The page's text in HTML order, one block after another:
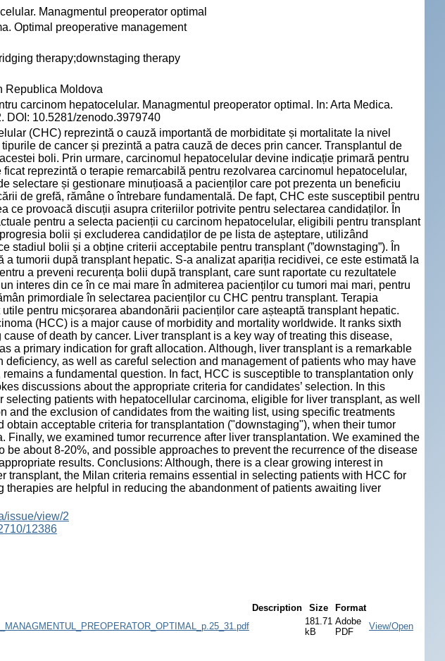
Managmentul preoperator optimal
Optimal preoperative management
therapy;downstaging therapy
Republica Moldova
carcinom hepatocelular. Managmentul preoperator optimal. In: Arta Medica.
DOI: 10.5281/zenodo.3979740
(CHC) reprezintă o cauză importantă de morbiditate și mortalitate la nivel
de cancer și prezintă a patra cauză de deces prin cancer. Transplantul de
boli. Prin urmare, carcinomul hepatocelular devine indicație primară pentru
reprezintă o terapie remarcabilă pentru rezolvarea carcinomul hepatocelular,
selectare și gestionare minuțioasă a pacienților care pot prezenta un beneficiu
de grefă, rămâne o întrebare fundamentală. De fapt, CHC este susceptibil pentru
ce provoacă discuții asupra criteriilor potrivite pentru selectarea candidaților. În
pentru a selecta pacienții cu carcinom hepatocelular, eligibili pentru transplant
bolii și excluderea candidaților de pe lista de așteptare, utilizând
stadiul bolii și a obține criterii acceptabile pentru transplant (”downstaging”). În
a tumorii după transplant hepatic. S-a analizat apariția recidivei, ce este estimată la
a preveni recurența bolii după transplant, care sunt raportate cu rezultatele
interes din ce în ce mai mare în admiterea pacienților cu tumori mai mari, pentru
primordiale în selectarea pacienților cu CHC pentru transplant. Terapia
utile pentru micșorarea abandonării pacienților care așteaptă transplant hepatic.
(HCC) is a major cause of morbidity and mortality worldwide. It ranks sixth
of death by cancer. Liver transplant is a key way of treating this disease,
a primary indication for graft allocation. Although, liver transplant is a remarkable
as well as careful selection and management of patients who may have
a fundamental question. In fact, HCC is susceptible to transplantation only
discussions about the appropriate criteria for candidates’ selection. In this
patients with hepatocellular carcinoma, eligible for liver transplant, as well
and the exclusion of candidates from the waiting list, using specific treatments
obtain acceptable criteria for transplantation ("downstaging"), when their tumor
Finally, we examined tumor recurrence after liver transplantation. We examined the
be about 8-20%, and possible approaches to prevent the recurrence of the disease
results. Conclusions: Although, there is a clear growing interest in
transplant, the Milan criteria remains essential in selecting patients with HCC for
therapies are helpful in reducing the abandonment of patients awaiting liver
issue/view/2
12386
Description Size
Format
181.71
kB
Adobe
PDF
View/Open